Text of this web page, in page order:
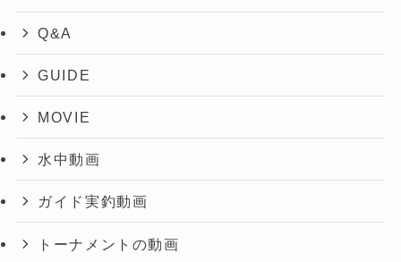
Q&A
GUIDE
MOVIE
水中動画
ガイド実釣動画
トーナメントの動画